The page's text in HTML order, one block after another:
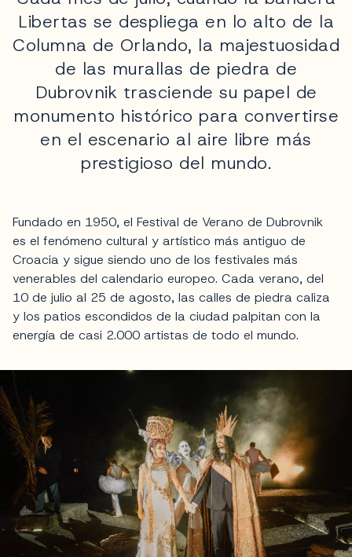
Libertas se despliega en lo alto de la
Columna de Orlando, la majestuosidad
de las murallas de piedra de
Dubrovnik trasciende su papel de
monumento histórico para convertirse
en el escenario al aire libre más
prestigioso del mundo.
Fundado en 1950, el Festival de Verano de Dubrovnik
es el fenómeno cultural y artístico más antiguo de
Croacia y sigue siendo uno de los festivales más
venerables del calendario europeo. Cada verano, del
10 de julio al 25 de agosto, las calles de piedra caliza
y los patios escondidos de la ciudad palpitan con la
energía de casi 2.000 artistas de todo el mundo.